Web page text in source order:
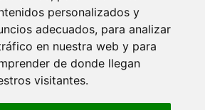
personalizados y
adecuados, para analizar
en nuestra web y para
de donde llegan
visitantes.
12 - 08105 Sant Fost de Campsentelles
Tel. 935445330
info@artisorra.com
también en www.artigarden.es